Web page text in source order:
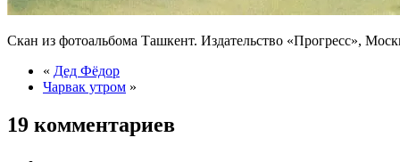
Скан из фотоальбома Ташкент. Издательство «Прогресс»,
« Дед Фёдор
Чарвак утром »
19 комментариев